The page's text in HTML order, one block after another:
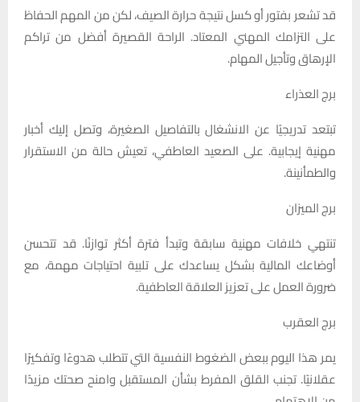
قد تشعر بفتور أو كسل نتيجة حرارة الصيف، لكن من المهم الحفاظ
على التزامك المهني المعتاد. الراحة القصيرة أفضل من تراكم
الإرهاق وتأجيل المهام.
برج العذراء
تبتعد تدريجيًا عن الانشغال بالتفاصيل الصغيرة، وتصل إليك أخبار
مهنية إيجابية. على الصعيد العاطفي، تعيش حالة من الاستقرار
والطمأنينة.
برج الميزان
تنتهي خلافات مهنية سابقة وتبدأ فترة أكثر توازنًا. قد تتحسن
أوضاعك المالية بشكل يساعدك على تلبية احتياجات مهمة، مع
ضرورة العمل على تعزيز العلاقة العاطفية.
برج العقرب
يمر هذا اليوم ببعض الضغوط النفسية التي تتطلب هدوءًا وتفكيرًا
عقلانيًا. تجنب القلق المفرط بشأن المستقبل وامنح صحتك مزيدًا